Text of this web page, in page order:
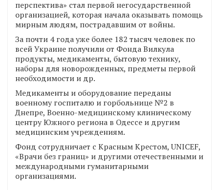
перспектива» стал первой негосударственной
организацией, которая начала оказывать помощь
мирным людям, пострадавшим от войны.
За почти 4 года уже более 182 тысяч человек по
всей Украине получили от Фонда Вилкула
продукты, медикаменты, бытовую технику,
наборы для новорожденных, предметы первой
необходимости и др.
Медикаменты и оборудование переданы
военному госпиталю и горбольнице №2 в
Днепре, Военно-медицинскому клиническому
центру Южного региона в Одессе и другим
медицинским учреждениям.
Фонд сотрудничает с Красным Крестом, UNICEF,
«Врачи без границ» и другими отечественными и
международными гуманитарными
организациями.